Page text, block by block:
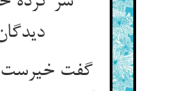
گفت خیرست